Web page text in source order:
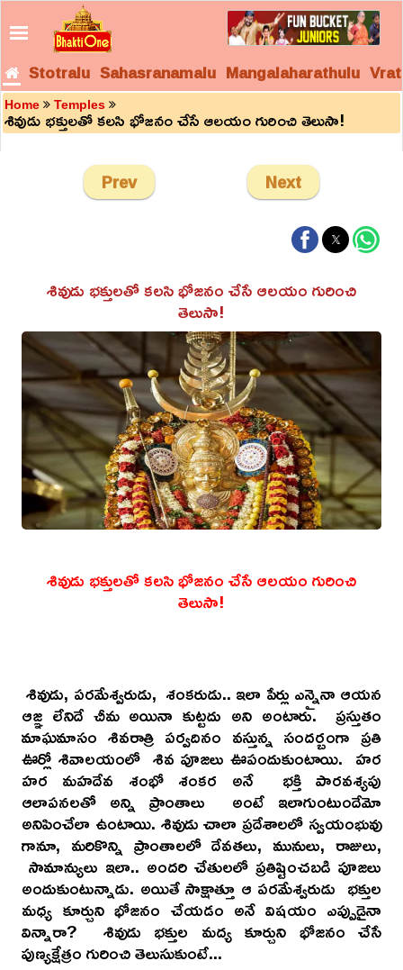
Stotralu Sahasranamalu Mangalaharathulu
Home Temples
శివుడు భక్తులతో కలసి భోజనం చేసే ఆలయం గురించి తెలుసా!
Prev Next
శివుడు భక్తులతో కలసి భోజనం చేసే ఆలయం గురించి
తెలుసా!
శివుడు భక్తులతో కలసి భోజనం చేసే ఆలయం గురించి
తెలుసా!
శివుడు, పరమేశ్వరుడు, శంకరుడు.. ఇలా పేర్లు ఎన్నైనా ఆయన
ఆజ్ఞ లేనిదే చీమ అయినా కుట్టదు అని అంటారు. ప్రస్తుతం
మాఘమాసం శివరాత్రి పర్వదినం వస్తున్న సందర్బంగా ప్రతి
ఊర్లో శివాలయంలో శివ పూజలు ఊపందుకుంటాయి. హర
హర మహదేవ శంభో శంకర అనే భక్తి పారవశ్యపు
ఆలాపనలతో అన్ని ప్రాంతాలు అంటే ఇలాగుంటుందేమో
అనిపించేలా ఉంటాయి. శివుడు చాలా ప్రదేశాలలో స్వయంభువు
గానూ, మరికొన్ని ప్రాంతాలలో దేవతలు, మునులు, రాజులు,
సామాన్యులు ఇలా.. అందరి చేతులలో ప్రతిష్టించబడి పూజలు
అందుకుంటున్నాడు. అయితే సాక్షాత్తూ ఆ పరమేశ్వరుడు భక్తుల
మధ్య కూర్చుని భోజనం చేయడం అనే విషయం ఎప్పుడైనా
విన్నారా? శివుడు భక్తుల మద్య కూర్చుని భోజనం చేసే
పుణ్యక్షేత్రం గురించి తెలుసుకుంటే...